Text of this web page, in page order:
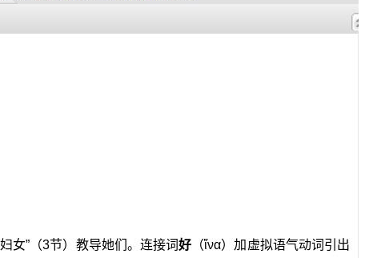
女”（3节）教导她们。连接词好 （ἵνα）加虚拟语气动词引出